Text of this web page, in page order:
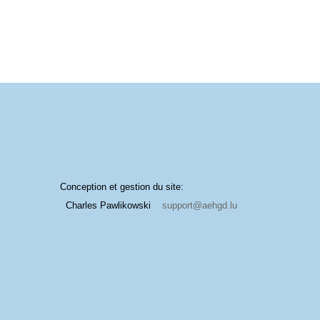
Conception et gestion du site:
Charles Pawlikowski support@aehgd.lu